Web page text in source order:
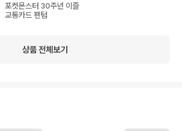
포켓몬스터 30주년 이즐
교통카드 팬텀
상품 전체보기